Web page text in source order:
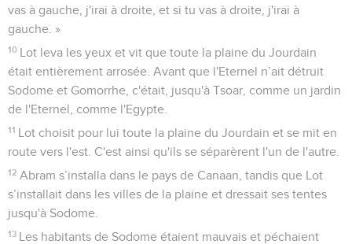
vas à gauche, j'irai à droite, et si tu vas à droite, j'irai à
gauche. »
10 Lot leva les yeux et vit que toute la plaine du Jourdain
était entièrement arrosée. Avant que l'Eternel n’ait détruit
Sodome et Gomorrhe, c'était, jusqu'à Tsoar, comme un jardin
de l'Eternel, comme l'Egypte.
11 Lot choisit pour lui toute la plaine du Jourdain et se mit en
route vers l'est. C'est ainsi qu'ils se séparèrent l'un de l'autre.
12 Abram s’installa dans le pays de Canaan, tandis que Lot
s’installait dans les villes de la plaine et dressait ses tentes
jusqu'à Sodome.
13 Les habitants de Sodome étaient mauvais et péchaient